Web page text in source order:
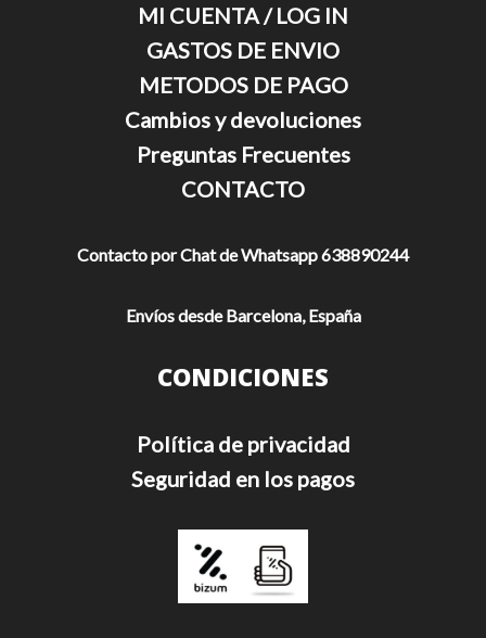
MI CUENTA / LOG IN
GASTOS DE ENVIO
METODOS DE PAGO
Cambios y devoluciones
Preguntas Frecuentes
CONTACTO
Contacto por Chat de Whatsapp 638890244
Envíos desde Barcelona, España
CONDICIONES
Política de privacidad
Seguridad en los pagos